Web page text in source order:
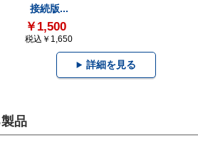
接続版...
￥1,500
税込￥1,650
詳細を見る
品